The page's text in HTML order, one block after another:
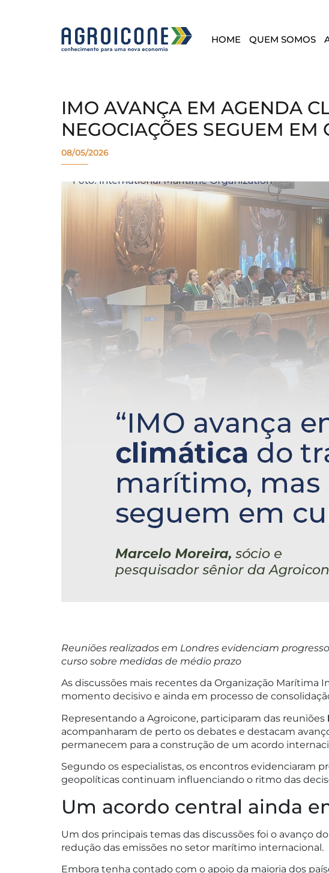
HOME QUEM SOMOS
IMO AVANÇA EM AGENDA
NEGOCIAÇÕES SEGUEM EM
08/05/2026
Reuniões realizados em Londres evidenciam
curso sobre medidas de médio prazo
As discussões mais recentes da Organização Marítima
momento decisivo e ainda em processo de
Representando a Agroicone, participaram das reuniões
acompanharam de perto os debates e destacam
permanecem para a construção de um acordo
Segundo os especialistas, os encontros evidenciaram
geopolíticas continuam influenciando o ritmo das
Um acordo central ainda
Um dos principais temas das discussões foi o avanço
redução das emissões no setor marítimo internacional.
Embora tenha contado com o apoio da maioria dos